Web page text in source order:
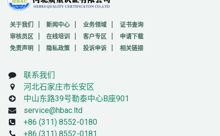
关于我们 新闻中心 业务领域
证书查询
审核员区
在线培训 客户专区
申请下载
免责声明
隐私政策 投诉申诉 相关链接
联系我们
河北石家庄市长安区
中山东路39号勒泰中心B座901
service@hbac.ltd
+86 (311) 8552-0180
+86 (311) 8552-0181